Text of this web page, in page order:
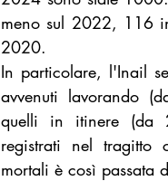
meno sul 2022, 116
2020.
In particolare, l'Inail
avvenuti lavorando
quelli in itinere (da
registrati nel tragitto
mortali è così passata